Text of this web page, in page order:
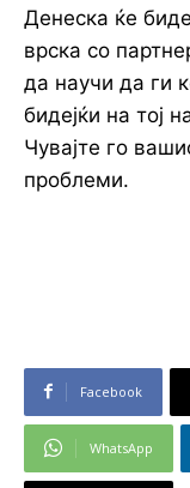
Денеска ќе
врска со
да научи да ги
бидејќи на тој
Чувајте го
проблеми.
Facebook
WhatsApp